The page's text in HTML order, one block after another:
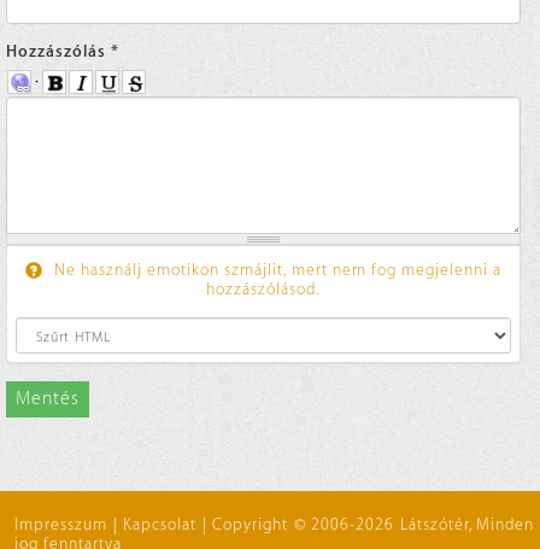
Hozzászólás *
Ne használj emotikon szmájlit, mert nem fog megjelenni a
hozzászólásod.
Mentés
Impresszum | Kapcsolat | Copyright © 2006-2026 Látszótér, Minden
jog fenntartva